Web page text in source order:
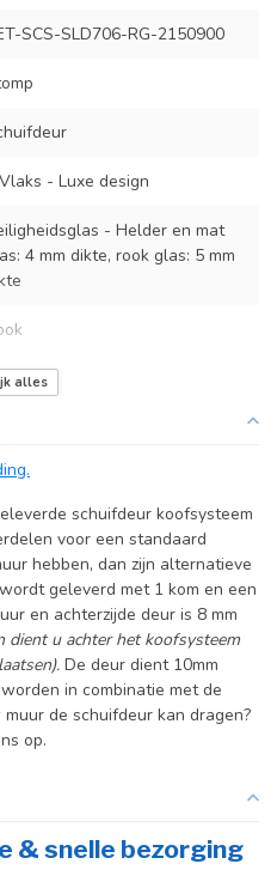
SCS-SLD706-RG-2150900
- Luxe design
- Helder en mat
4 mm dikte, rook glas: 5 mm
een tabel vinden met de
deurmaten in de
alles
schuifdeur koofsysteem
voor een standaard
hebben, dan zijn alternatieve
geleverd met 1 kom en een
en achterzijde deur is 8 mm
dient u achter het koofsysteem
De deur dient 10mm
in combinatie met de
de schuifdeur kan dragen?
op.
& snelle bezorging